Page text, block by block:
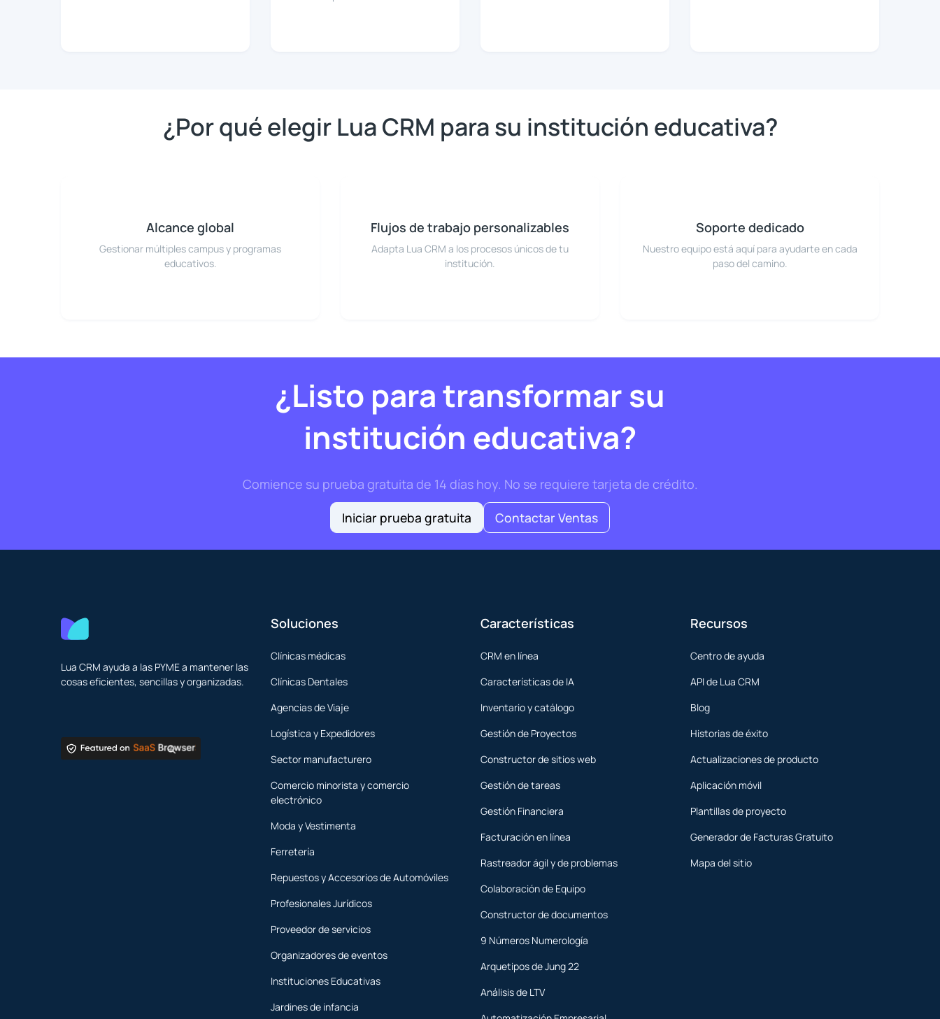
¿Por qué elegir Lua CRM para su institución educativa?
Alcance global
Gestionar múltiples campus y programas
educativos.
Flujos de trabajo personalizables
Adapta Lua CRM a los procesos únicos de tu
institución.
Soporte dedicado
Nuestro equipo está aquí para ayudarte en cada
paso del camino.
¿Listo para transformar su
institución educativa?
Comience su prueba gratuita de 14 días hoy. No se requiere tarjeta de crédito.
Iniciar prueba gratuita
Contactar Ventas
Lua CRM ayuda a las PYME a mantener las
cosas eficientes, sencillas y organizadas.
Soluciones
Clínicas médicas
Clínicas Dentales
Agencias de Viaje
Logística y Expedidores
Sector manufacturero
Comercio minorista y comercio
electrónico
Moda y Vestimenta
Ferretería
Repuestos y Accesorios de Automóviles
Profesionales Jurídicos
Proveedor de servicios
Organizadores de eventos
Instituciones Educativas
Jardines de infancia
Características
CRM en línea
Características de IA
Inventario y catálogo
Gestión de Proyectos
Constructor de sitios web
Gestión de tareas
Gestión Financiera
Facturación en línea
Rastreador ágil y de problemas
Colaboración de Equipo
Constructor de documentos
9 Números Numerología
Arquetipos de Jung 22
Análisis de LTV
Recursos
Centro de ayuda
API de Lua CRM
Blog
Historias de éxito
Actualizaciones de producto
Aplicación móvil
Plantillas de proyecto
Generador de Facturas Gratuito
Mapa del sitio